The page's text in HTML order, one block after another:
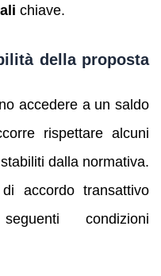
chiave.
della proposta
accedere a un saldo
rispettare alcuni
dalla normativa.
accordo transattivo
condizioni